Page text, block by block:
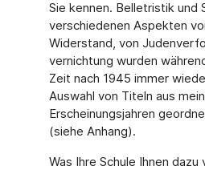
Sie kennen. Belletristik und
verschiedenen Aspekten
Widerstand, von
vernichtung wurden
Zeit nach 1945 immer
Auswahl von Titeln aus
Erscheinungsjahren
(siehe Anhang).
Was Ihre Schule Ihnen